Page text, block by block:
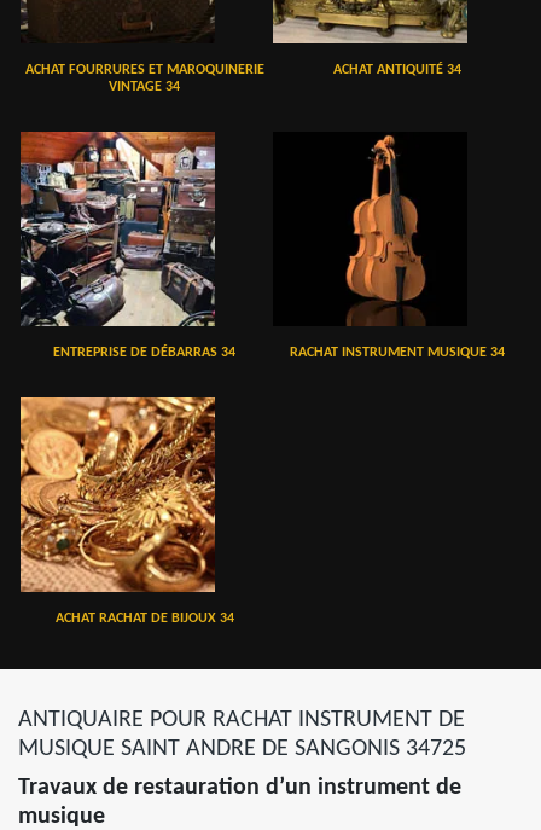
ACHAT FOURRURES ET MAROQUINERIE
VINTAGE 34
ACHAT ANTIQUITÉ 34
ENTREPRISE DE DÉBARRAS 34 RACHAT INSTRUMENT MUSIQUE 34
ACHAT RACHAT DE BIJOUX 34
ANTIQUAIRE POUR RACHAT INSTRUMENT DE
MUSIQUE SAINT ANDRE DE SANGONIS 34725
Travaux de restauration d’un instrument de
musique